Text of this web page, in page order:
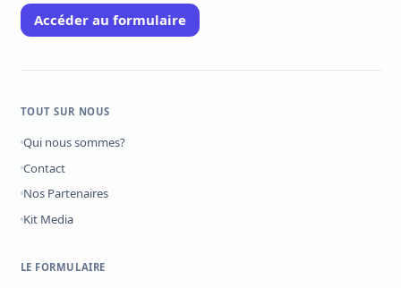
Accéder au formulaire
TOUT SUR NOUS
Qui nous sommes?
Contact
Nos Partenaires
Kit Media
LE FORMULAIRE